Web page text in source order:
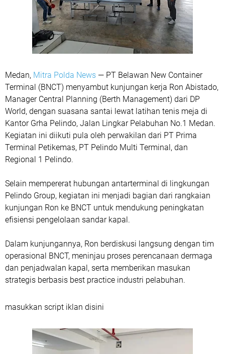
Medan, Mitra Polda News — PT Belawan New Container
Terminal (BNCT) menyambut kunjungan kerja Ron Abistado,
Manager Central Planning (Berth Management) dari DP
World, dengan suasana santai lewat latihan tenis meja di
Kantor Grha Pelindo, Jalan Lingkar Pelabuhan No.1 Medan.
Kegiatan ini diikuti pula oleh perwakilan dari PT Prima
Terminal Petikemas, PT Pelindo Multi Terminal, dan
Regional 1 Pelindo.
Selain mempererat hubungan antarterminal di lingkungan
Pelindo Group, kegiatan ini menjadi bagian dari rangkaian
kunjungan Ron ke BNCT untuk mendukung peningkatan
efisiensi pengelolaan sandar kapal.
Dalam kunjungannya, Ron berdiskusi langsung dengan tim
operasional BNCT, meninjau proses perencanaan dermaga
dan penjadwalan kapal, serta memberikan masukan
strategis berbasis best practice industri pelabuhan.
masukkan script iklan disini